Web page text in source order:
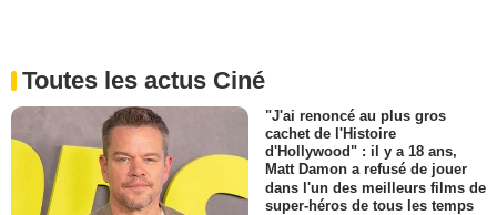
Toutes les actus Ciné
"J'ai renoncé au plus gros
cachet de l'Histoire
d'Hollywood" : il y a 18 ans,
Matt Damon a refusé de jouer
dans l'un des meilleurs films de
super-héros de tous les temps